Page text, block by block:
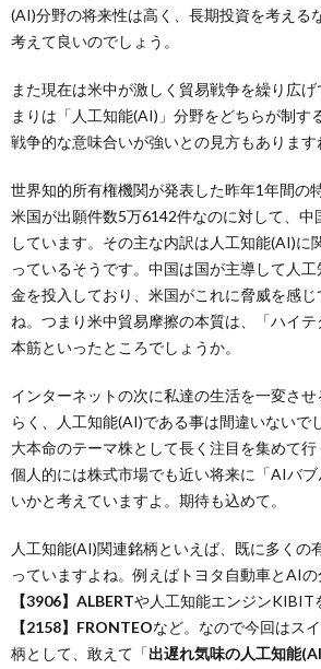
(AI)分野の将来性は高く、長期投資を考える
考えて良いのでしょう。
また現在は米中が激しく貿易戦争を繰り広
まりは「人工知能(AI)」分野をどちらが制す
戦争的な意味合いが強いとの見方もあります
世界知的所有権機関が発表した昨年1年間の
米国が出願件数5万6142件なのに対して、
しています。その主な内訳は人工知能(AI)に
っているそうです。中国は国が主導して人
金を投入しており、米国がこれに脅威を感
ね。つまり米中貿易摩擦の本質は、「ハイ
本筋といったところでしょうか。
インターネットの次に私達の生活を一変さ
らく、人工知能(AI)である事は間違いないで
大本命のテーマ株として長く注目を集めて行
個人的には株式市場でも近い将来に「AIバ
いかと考えていますよ。期待も込めて。
人工知能(AI)関連銘柄といえば、既に多くの
っていますよね。例えばトヨタ自動車とAI
【3906】ALBERTや人工知能エンジンKIBIT
【2158】FRONTEOなど。なので今回はス
柄として、敢えて「出遅れ気味の人工知能